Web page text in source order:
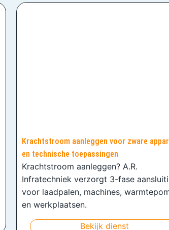
Krachtstroom aanleggen voor zware
en technische toepassingen
Krachtstroom aanleggen? A.R.
Infratechniek verzorgt 3-fase
voor laadpalen, machines,
en werkplaatsen.
Bekijk dienst